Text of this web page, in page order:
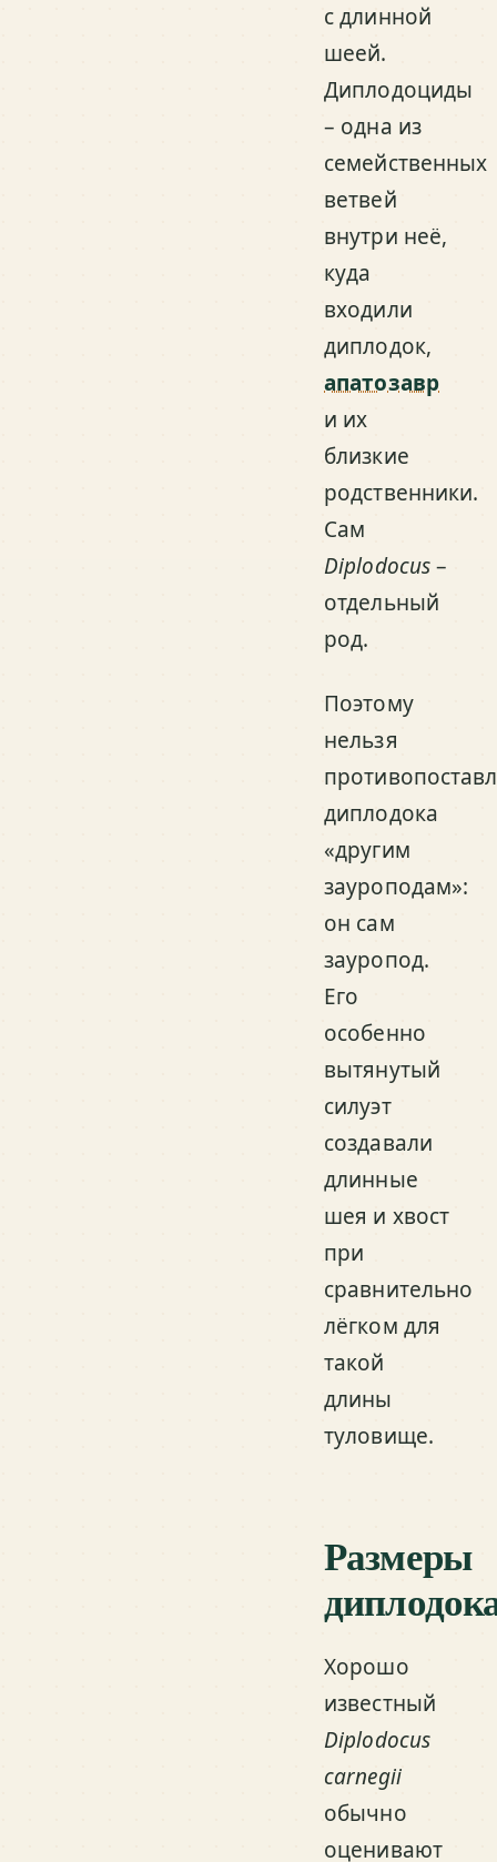
с длинной
шеей.
Диплодоциды
– одна из
семейственных
ветвей
внутри неё,
куда
входили
диплодок,
апатозавр
и их
близкие
родственники.
Сам
Diplodocus–
отдельный
род.
Поэтому
нельзя
диплодока
«другим
зауроподам»:
он сам
зауропод.
Его
особенно
вытянутый
силуэт
создавали
длинные
шея и хвост
при
сравнительно
лёгком для
такой
длины
туловище.
Размеры
Хорошо
известный
Diplodocus
carnegii
обычно
оценивают